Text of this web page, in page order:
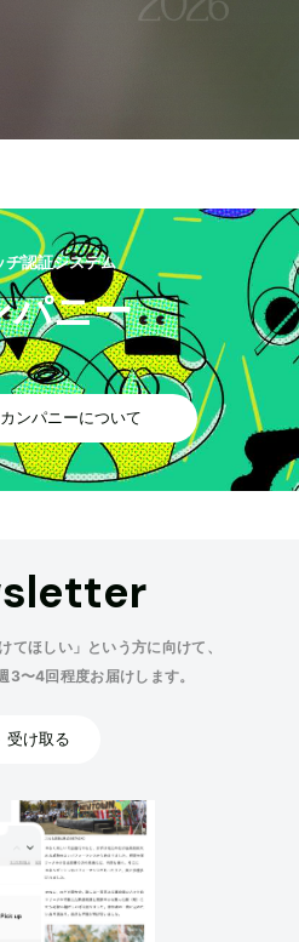
ヂ認証システム
パニー
ンパニーについて
てほしい」という方に向けて、
3〜4回程度お届けします。
受け取る